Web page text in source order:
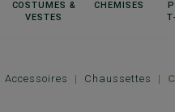
COSTUMES &
VESTES
CHEMISES
Chaussettes